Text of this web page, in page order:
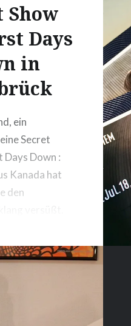
Show
Days
in
ein
Secret
Days Down :
Kanada hat
den